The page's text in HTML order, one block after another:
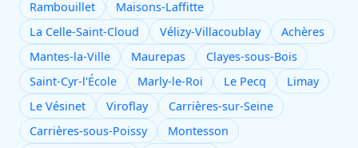
Rambouillet
Maisons-Laffitte
La Celle-Saint-Cloud
Vélizy-Villacoublay
Achères
Mantes-la-Ville
Maurepas
Clayes-sous-Bois
Saint-Cyr-l'École
Marly-le-Roi Le Pecq
Limay
Le Vésinet
Viroflay
Carrières-sur-Seine
Carrières-sous-Poissy
Montesson